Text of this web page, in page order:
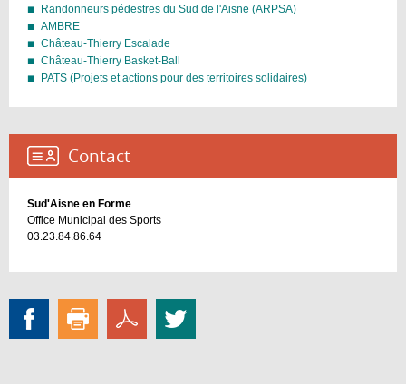
Randonneurs pédestres du Sud de l'Aisne (ARPSA)
AMBRE
Château-Thierry Escalade
Château-Thierry Basket-Ball
PATS (Projets et actions pour des territoires solidaires)
Contact :
Sud'Aisne en Forme
Office Municipal des Sports
03.23.84.86.64